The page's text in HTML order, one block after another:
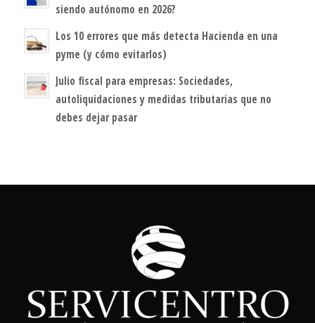
siendo autónomo en 2026?
Los 10 errores que más detecta Hacienda en una
pyme (y cómo evitarlos)
Julio fiscal para empresas: Sociedades,
autoliquidaciones y medidas tributarias que no
debes dejar pasar